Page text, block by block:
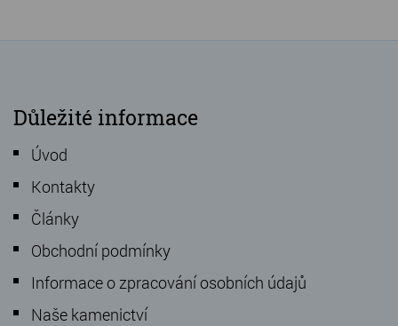
Důležité informace
Úvod
Kontakty
Články
Obchodní podmínky
Informace o zpracování osobních údajů
Naše kamenictví